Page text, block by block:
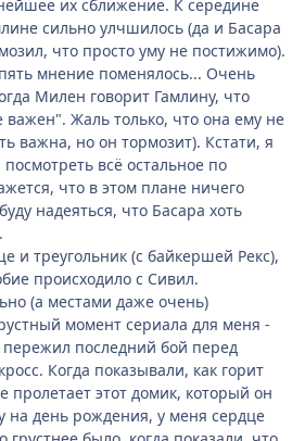
их сближение. К середине
сильно улчшилось (да и Басара
что просто уму не постижимо).
мнение поменялось... Очень
Милен говорит Гамлину, что
важен". Жаль только, что она ему не
важна, но он тормозит). Кстати, я
всё остальное по
что в этом плане ничего
надеяться, что Басара хоть
и треугольник (с байкершей Рекс),
происходило с Сивил.
(а местами даже очень)
момент сериала для меня -
последний бой перед
Когда показывали, как горит
пролетает этот домик, который он
на день рождения, у меня сердце